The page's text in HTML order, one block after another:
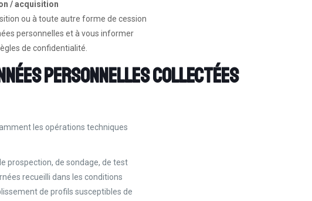
/ acquisition
ou à toute autre forme de cession
personnelles et à vous informer
de confidentialité.
personnelles collectées
les opérations techniques
prospection, de sondage, de test
recueilli dans les conditions
de profils susceptibles de